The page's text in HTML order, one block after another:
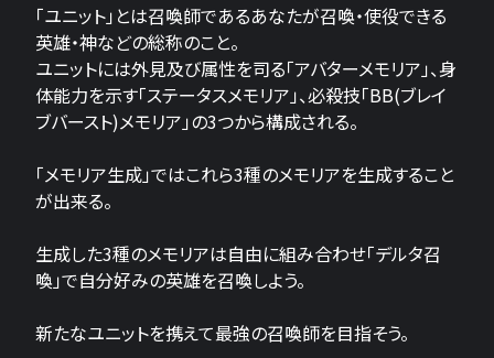
「ユニット」とは召喚師であるあなたが召喚・使役できる
英雄・神などの総称のこと。
ユニットには外見及び属性を司る「アバターメモリア」、身
体能力を示す「ステータスメモリア」、必殺技「BB(ブレイ
ブバースト)メモリア」の3つから構成される。
「メモリア生成」ではこれら3種のメモリアを生成すること
が出来る。
生成した3種のメモリアは自由に組み合わせ「デルタ召
喚」で自分好みの英雄を召喚しよう。
新たなユニットを携えて最強の召喚師を目指そう。